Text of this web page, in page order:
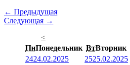
← Предыдущая
Следующая →
<
ПнПонедельник ВтВторник
2424.02.2025 2525.02.2025